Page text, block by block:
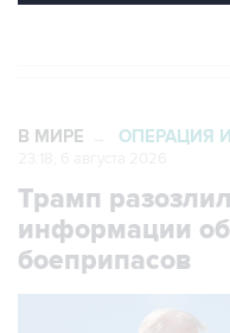
В МИРЕ ОПЕРАЦИЯ
Трамп
информации
боеприпасов